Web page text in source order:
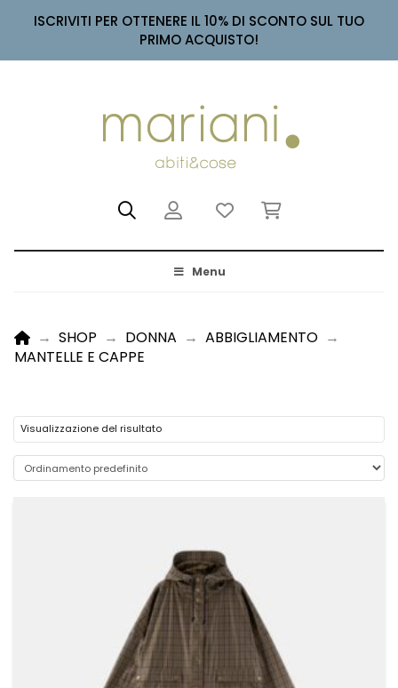
ISCRIVITI PER OTTENERE IL 10% DI SCONTO SUL TUO
PRIMO ACQUISTO!
Menu
HOME
→ SHOP → DONNA → ABBIGLIAMENTO →
MANTELLE E CAPPE
Visualizzazione del risultato